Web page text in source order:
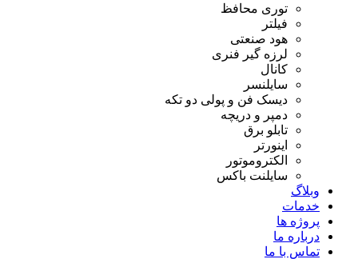
توری محافظ
فیلتر
هود صنعتی
لرزه گیر فنری
کانال
سایلنسر
دیسک فن و پولی دو تکه
دمپر و دریچه
تابلو برق
اینورتر
الکتروموتور
سایلنت باکس
وبلاگ
خدمات
پروژه ها
درباره ما
تماس با ما